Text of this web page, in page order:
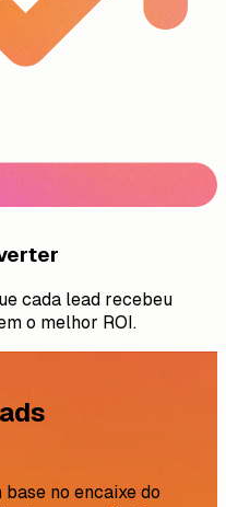
cada lead recebeu
o melhor ROI.
no encaixe do